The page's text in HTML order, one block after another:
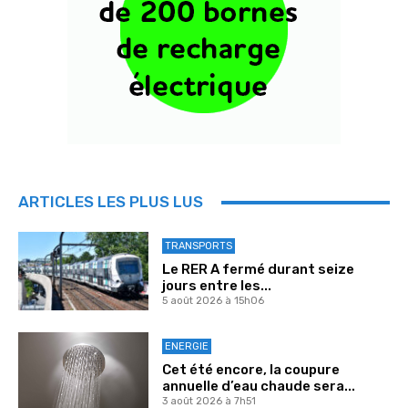
ARTICLES LES PLUS LUS
TRANSPORTS
Le RER A fermé durant seize
jours entre les...
5 août 2026 à 15h06
ENERGIE
Cet été encore, la coupure
annuelle d’eau chaude sera...
3 août 2026 à 7h51